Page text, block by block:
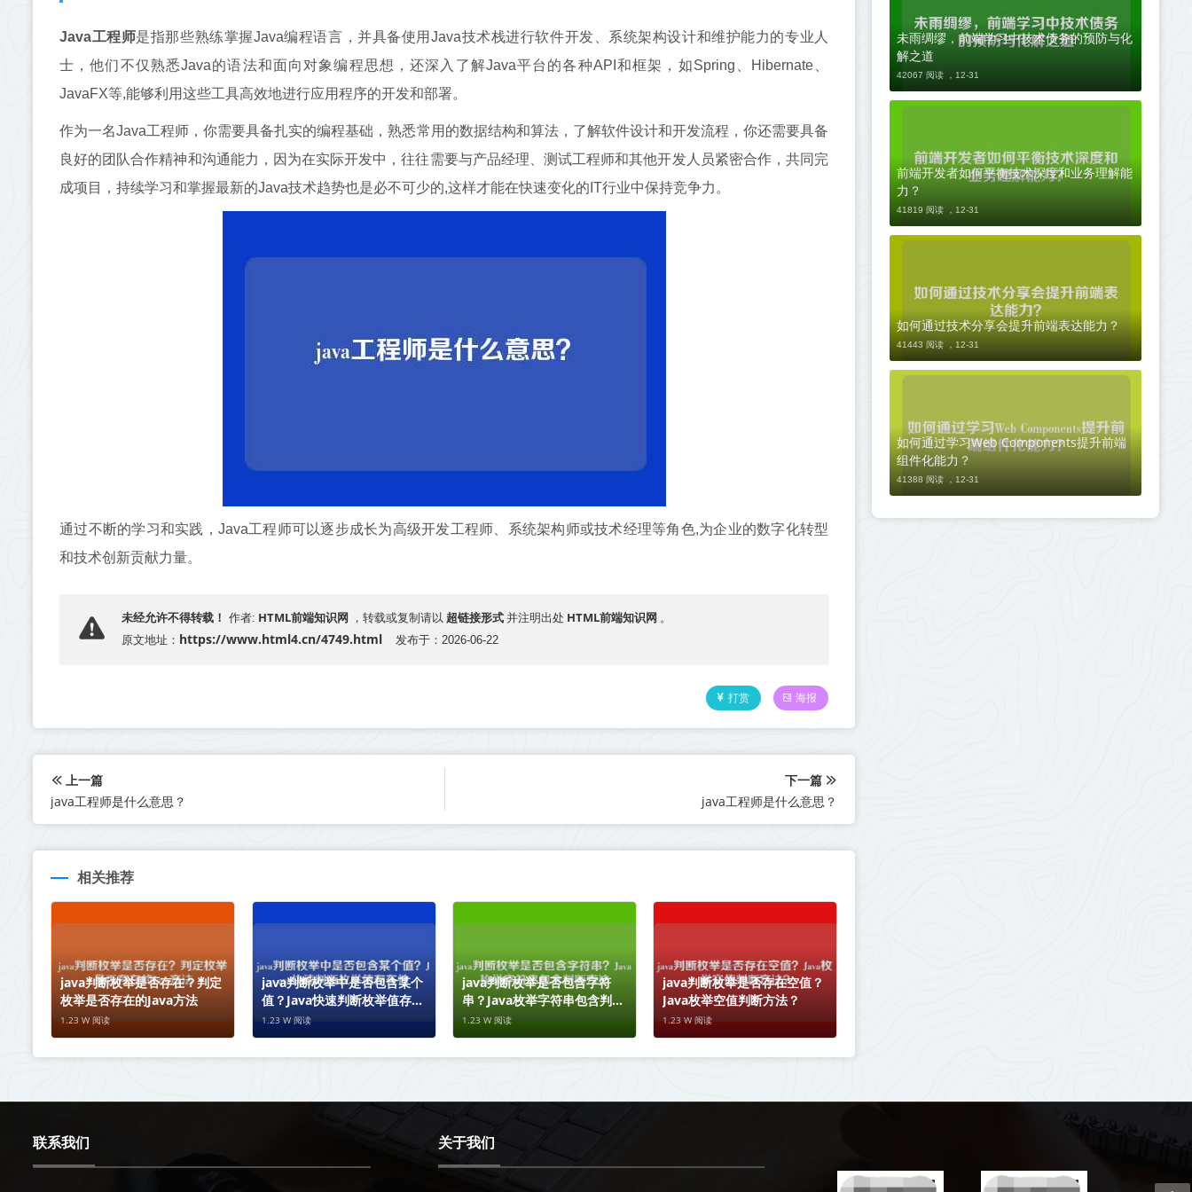
Java工程师是指那些熟练掌握Java编程语言，并具备使用Java技术栈进行软件开发、系统架构设计和维护能力的专业人
士，他们不仅熟悉Java的语法和面向对象编程思想，还深入了解Java平台的各种API和框架，如Spring、Hibernate、
JavaFX等,能够利用这些工具高效地进行应用程序的开发和部署。
作为一名Java工程师，你需要具备扎实的编程基础，熟悉常用的数据结构和算法，了解软件设计和开发流程，你还需要具备
良好的团队合作精神和沟通能力，因为在实际开发中，往往需要与产品经理、测试工程师和其他开发人员紧密合作，共同完
成项目，持续学习和掌握最新的Java技术趋势也是必不可少的,这样才能在快速变化的IT行业中保持竞争力。
通过不断的学习和实践，Java工程师可以逐步成长为高级开发工程师、系统架构师或技术经理等角色,为企业的数字化转型
和技术创新贡献力量。
未经允许不得转载！ 作者: HTML前端知识网 ，转载或复制请以 超链接形式 并注明出处 HTML前端知识网 。
原文地址： https://www.html4.cn/4749.html 发布于：2026-06-22
打赏 海报
上一篇
java工程师是什么意思？
下一篇
java工程师是什么意思？
相关推荐
java判断枚举是否存在？判定
枚举是否存在的Java方法
1.23 W 阅读
java判断枚举中是否包含某个
值？Java快速判断枚举值存在
性
1.23 W 阅读
java判断枚举是否包含字符
串？Java枚举字符串包含判断
方法
1.23 W 阅读
java判断枚举是否存在空值？
Java枚举空值判断方法？
1.23 W 阅读
未雨绸缪，前端学习中技术债务的预防与化
解之道
42067 阅读 ， 12-31
前端开发者如何平衡技术深度和业务理解能
力？
41819 阅读 ， 12-31
如何通过技术分享会提升前端表达能力？
41443 阅读 ， 12-31
如何通过学习Web Components提升前端
组件化能力？
41388 阅读 ， 12-31
联系我们 关于我们